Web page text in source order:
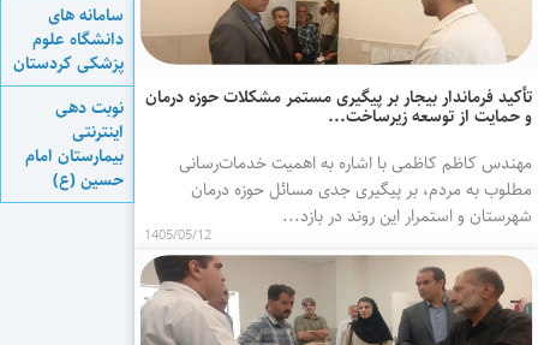
تأکید فرماندار بیجار بر پیگیری مستمر مشکلات حوزه درمان
و حمایت از توسعه زیرساخت‌...
مهندس کاظم کاظمی با اشاره به اهمیت خدمات‌رسانی
مطلوب به مردم، بر پیگیری جدی مسائل حوزه درمان
شهرستان و استمرار این روند در بازد...
1405/05/12
سامانه های
دانشگاه علوم
پزشکی کردستان
نوبت دهی
اینترنتی
بیمارستان امام
حسین (ع)